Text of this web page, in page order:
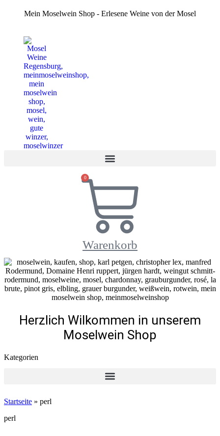
Mein Moselwein Shop - Erlesene Weine von der Mosel
0
Warenkorb
Herzlich Wilkommen in unserem
Moselwein Shop
Kategorien
Startseite » perl
perl